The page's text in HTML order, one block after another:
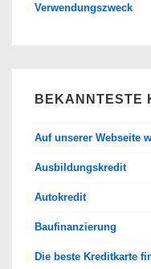
Verwendungszweck
BEKANNTESTE
Auf unserer Webseite
Ausbildungskredit
Autokredit
Baufinanzierung
Die beste Kreditkarte